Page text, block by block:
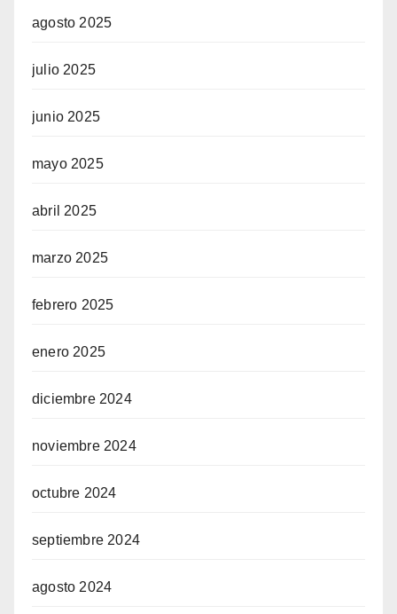
agosto 2025
julio 2025
junio 2025
mayo 2025
abril 2025
marzo 2025
febrero 2025
enero 2025
diciembre 2024
noviembre 2024
octubre 2024
septiembre 2024
agosto 2024